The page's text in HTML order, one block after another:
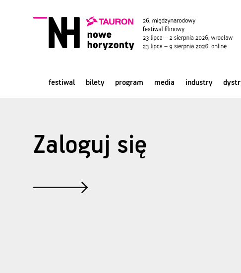
festiwal bilety program media industry
Zaloguj się